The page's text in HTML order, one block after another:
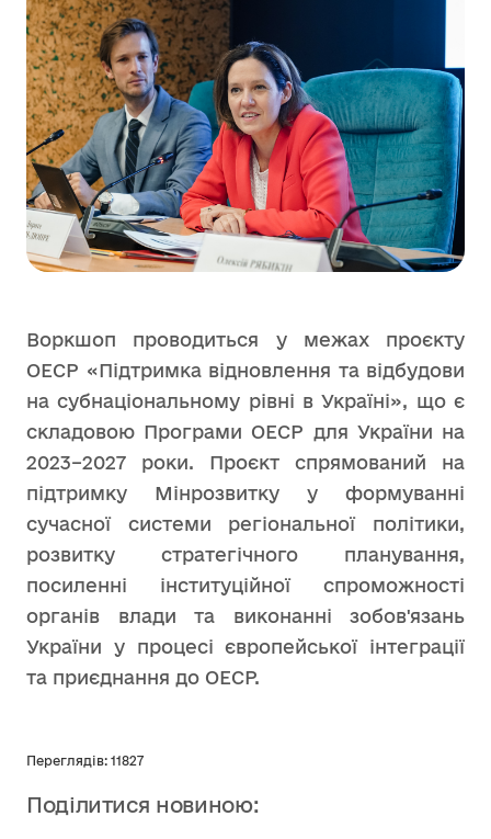
Воркшоп проводиться у межах проєкту
ОЕСР «Підтримка відновлення та відбудови
на субнаціональному рівні в Україні», що є
складовою Програми ОЕСР для України на
2023–2027 роки. Проєкт спрямований на
підтримку Мінрозвитку у формуванні
сучасної системи регіональної політики,
розвитку стратегічного планування,
посиленні інституційної спроможності
органів влади та виконанні зобов'язань
України у процесі європейської інтеграції
та приєднання до ОЕСР.
Переглядів: 11827
Поділитися новиною: